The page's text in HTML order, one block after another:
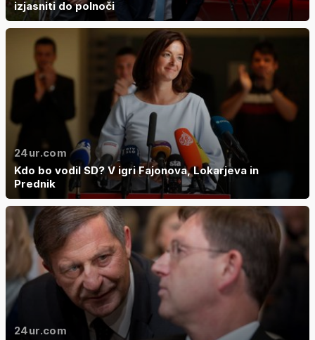
izjasniti do polnoči
24ur.com
Kdo bo vodil SD? V igri Fajonova, Lokarjeva in
Prednik
24ur.com